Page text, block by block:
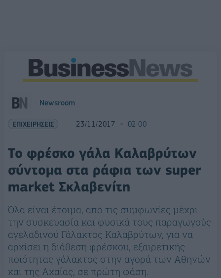
Newsroom
ΕΠΙΧΕΙΡΗΣΕΙΣ 23/11/2017 02:00
Το φρέσκο γάλα Καλαβρύτων
σύντομα στα ράφια των super
market Σκλαβενίτη
Όλα είναι έτοιμα, από τις συμφωνίες μέχρι
την συσκευασία και φυσικά τους παραγωγούς
αγελαδινού Γάλακτος Καλαβρύτων, για να
αρχίσει η διάθεση φρέσκου, εξαιρετικής
ποιότητας γάλακτος στην αγορά των Αθηνών
και της Αχαΐας, σε πρώτη φάση.